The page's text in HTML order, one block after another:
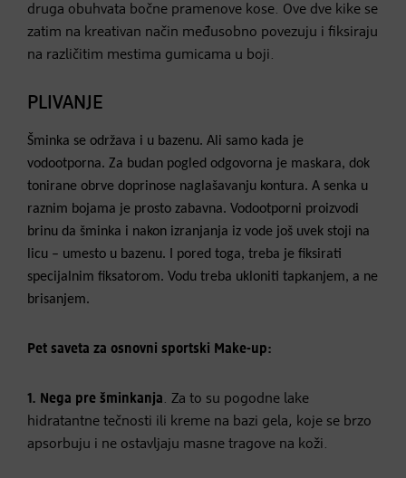
druga obuhvata bočne pramenove kose. Ove dve kike se
zatim na kreativan način međusobno povezuju i fiksiraju
na različitim mestima gumicama u boji.
PLIVANJE
Šminka se održava i u bazenu. Ali samo kada je
vodootporna. Za budan pogled odgovorna je maskara, dok
tonirane obrve doprinose naglašavanju kontura. A senka u
raznim bojama je prosto zabavna. Vodootporni proizvodi
brinu da šminka i nakon izranjanja iz vode još uvek stoji na
licu – umesto u bazenu. I pored toga, treba je fiksirati
specijalnim fiksatorom. Vodu treba ukloniti tapkanjem, a ne
brisanjem.
Pet saveta za osnovni sportski Make-up:
1. Nega pre šminkanja. Za to su pogodne lake
hidratantne tečnosti ili kreme na bazi gela, koje se brzo
apsorbuju i ne ostavljaju masne tragove na koži.